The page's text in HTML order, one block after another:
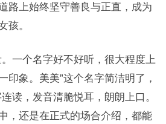
路上始终坚守善良与正直，成为
孩。
一个名字好不好听，很大程度上
印象。美美”这个名字简洁明了，
读，发音清脆悦耳，朗朗上口。
，还是在正式的场合介绍，都能